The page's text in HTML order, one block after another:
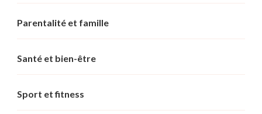
Parentalité et famille
Santé et bien-être
Sport et fitness